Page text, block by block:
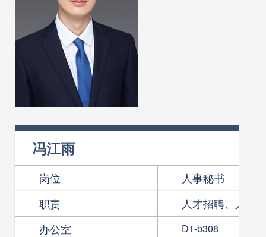
冯江雨
岗位
人事秘书
职责
人才招聘、人才
办公室
D1-b308